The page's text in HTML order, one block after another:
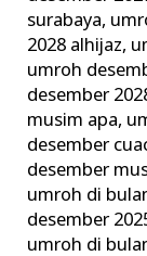
surabaya,
2028 alhijaz,
umroh
desember
musim apa,
desember
desember
umroh di
desember
umroh di